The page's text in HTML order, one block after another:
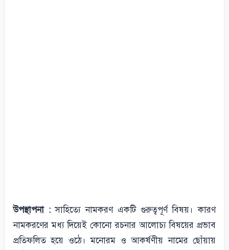
উপস্থাপনা :সাহিত্যে নামকরণ একটি গুরুত্বপূর্ণ বিষয়। কারণ
নামকরণের মধ্য দিয়েই কোনো রচনার আলোচ্য বিষয়ের প্রভাব
প্রতিফলিত হয়ে ওঠে। মনোরম ও আকর্ষণীয় নামের ছোঁয়ায়